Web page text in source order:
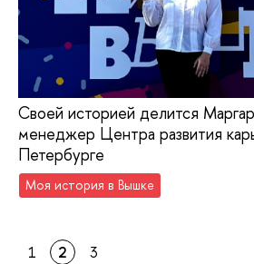
Своей историей делится
менеджер Центра развития
Петербурге
Моя история в Вышке
1 2 3